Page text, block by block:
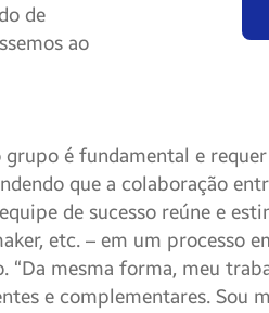
de
ao
é fundamental e
que a colaboração
de sucesso reúne e
etc. – em um processo
“Da mesma forma, meu
e complementares. Sou